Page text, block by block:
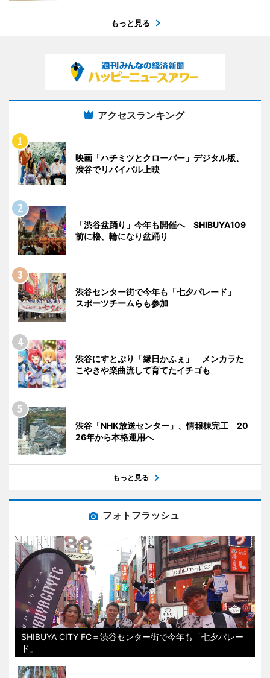
もっと見る
アクセスランキング
映画「ハチミツとクローバー」デジタル版、
渋谷でリバイバル上映
「渋谷盆踊り」今年も開催へ SHIBUYA109
前に櫓、輪になり盆踊り
渋谷センター街で今年も「七夕パレード」
スポーツチームらも参加
渋谷にすとぷり「縁日かふぇ」 メンカラた
こやきや楽曲流して育てたイチゴも
渋谷「NHK放送センター」、情報棟完工 20
26年から本格運用へ
もっと見る
フォトフラッシュ
SHIBUYA CITY FC＝渋谷センター街で今年も「七夕パレー
ド」